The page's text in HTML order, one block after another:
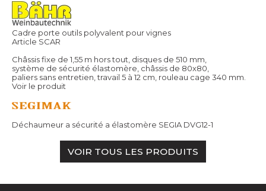
Cadre porte outils polyvalent pour vignes
Article SCAR
Châssis fixe de 1,55 m hors tout, disques de 510 mm,
système de sécurité élastomère, châssis de 80x80,
paliers sans entretien, travail 5 à 12 cm, rouleau cage 340 mm.
Voir le produit
Déchaumeur a sécurité a élastomère SEGIA DVG12-1
VOIR TOUS LES PRODUITS